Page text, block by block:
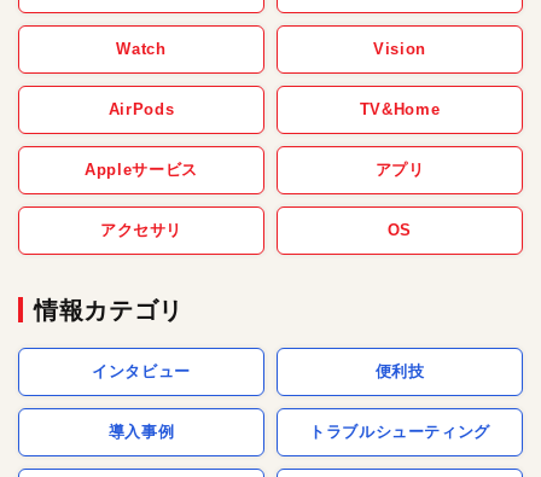
Watch Vision
AirPods TV&Home
Appleサービス アプリ
アクセサリ OS
情報カテゴリ
インタビュー 便利技
導入事例 トラブルシューティング